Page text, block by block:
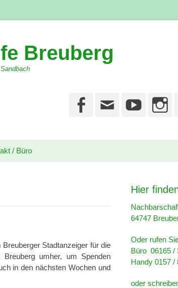
Breuberg
Facebook
Email
/ Büro
Stadtanzeiger für die
umher, um Spenden
in den nächsten Wochen und
Hier
64747
Oder rufen
Büro 06165 /
Handy 0157 /
oder